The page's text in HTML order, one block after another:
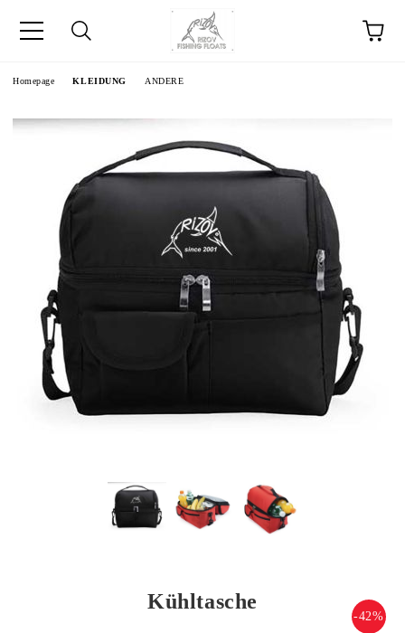
Homepage KLEIDUNG ANDERE
Kühltasche
-42%